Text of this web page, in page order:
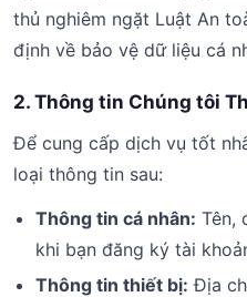
thủ nghiêm ngặt Luật An
định về bảo vệ dữ liệu cá
2. Thông tin Chúng tôi
Để cung cấp dịch vụ tốt
loại thông tin sau:
Thông tin cá nhân: Tên,
khi bạn đăng ký tài
Thông tin thiết bị: Địa